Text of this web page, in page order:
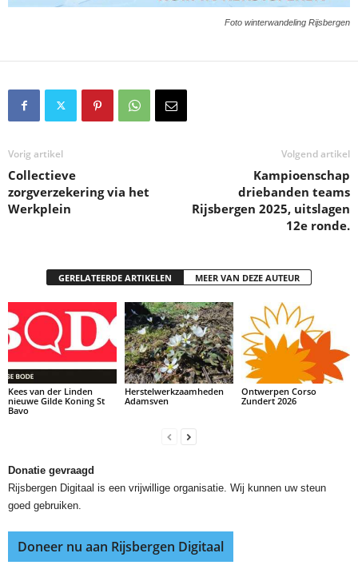
Foto winterwandeling Rijsbergen
Vorig artikel
Collectieve
zorgverzekering via het
Werkplein
Volgend artikel
Kampioenschap
driebanden teams
Rijsbergen 2025, uitslagen
12e ronde.
GERELATEERDE ARTIKELEN MEER VAN DEZE AUTEUR
Kees van der Linden
nieuwe Gilde Koning St
Bavo
Herstelwerkzaamheden
Adamsven
Ontwerpen Corso
Zundert 2026
Donatie gevraagd
Rijsbergen Digitaal is een vrijwillige organisatie. Wij kunnen uw steun
goed gebruiken.
Doneer nu aan Rijsbergen Digitaal